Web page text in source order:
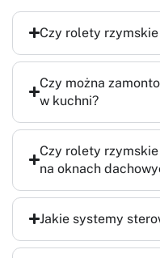
Czy rolety
Czy można
w kuchni?
Czy rolety
na oknach
Jakie systemy